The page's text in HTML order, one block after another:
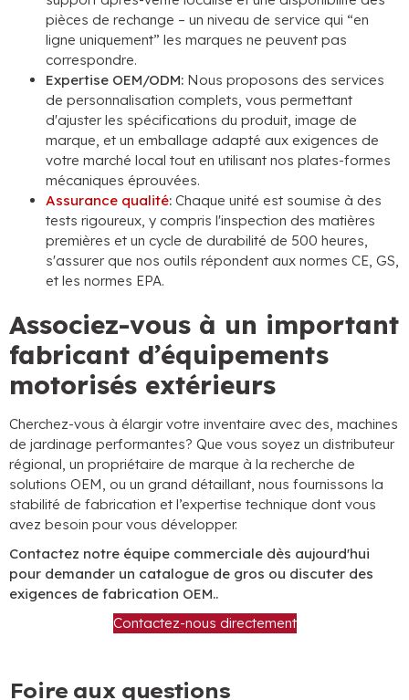
pièces de rechange – un niveau de service qui “en
ligne uniquement” les marques ne peuvent pas
correspondre.
Expertise OEM/ODM: Nous proposons des services
de personnalisation complets, vous permettant
d'ajuster les spécifications du produit, image de
marque, et un emballage adapté aux exigences de
votre marché local tout en utilisant nos plates-formes
mécaniques éprouvées.
Assurance qualité: Chaque unité est soumise à des
tests rigoureux, y compris l'inspection des matières
premières et un cycle de durabilité de 500 heures,
s'assurer que nos outils répondent aux normes CE, GS,
et les normes EPA.
Associez-vous à un important
fabricant d’équipements
motorisés extérieurs
Cherchez-vous à élargir votre inventaire avec des, machines
de jardinage performantes? Que vous soyez un distributeur
régional, un propriétaire de marque à la recherche de
solutions OEM, ou un grand détaillant, nous fournissons la
stabilité de fabrication et l’expertise technique dont vous
avez besoin pour vous développer.
Contactez notre équipe commerciale dès aujourd'hui
pour demander un catalogue de gros ou discuter des
exigences de fabrication OEM..
Contactez-nous directement
Foire aux questions